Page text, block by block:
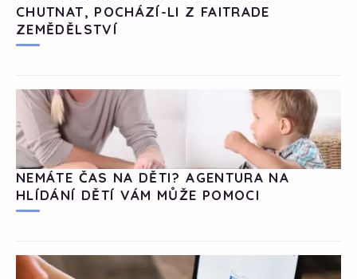
CHUTNAT, POCHÁZÍ-LI Z FAITRADE
ZEMĚDĚLSTVÍ
NEMÁTE ČAS NA DĚTI? AGENTURA NA
HLÍDÁNÍ DĚTÍ VÁM MŮŽE POMOCI